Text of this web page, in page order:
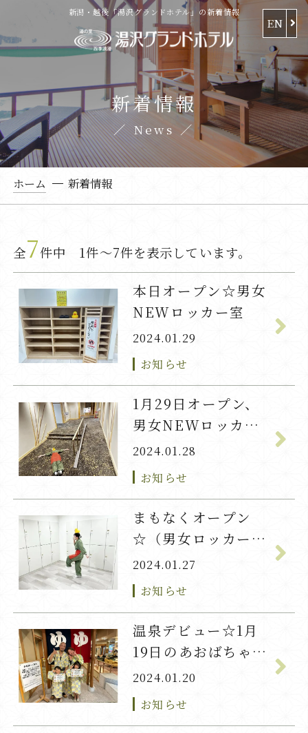
新潟・越後「湯沢グランドホテル」の新着情報
EN
新着情報
News
ホーム 新着情報
全7件中 1件～7件を表示しています。
本日オープン☆男女
NEWロッカー室
2024.01.29
お知らせ
1月29日オープン、
男女NEWロッカー
室
2024.01.28
お知らせ
まもなくオープン
☆（男女ロッカー
室）
2024.01.27
お知らせ
温泉デビュー☆1月
19日のあおばちゃん
とてっしょう君
2024.01.20
お知らせ